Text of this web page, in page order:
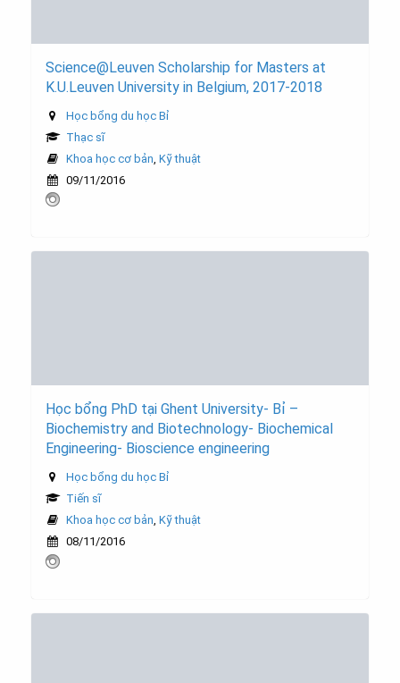
Science@Leuven Scholarship for Masters at
K.U.Leuven University in Belgium, 2017-2018
Học bổng du học Bỉ
Thạc sĩ
Khoa học cơ bản Kỹ thuật
09/11/2016
Học bổng PhD tại Ghent University- Bỉ –
Biochemistry and Biotechnology- Biochemical
Engineering- Bioscience engineering
Học bổng du học Bỉ
Tiến sĩ
Khoa học cơ bản, Kỹ thuật
08/11/2016